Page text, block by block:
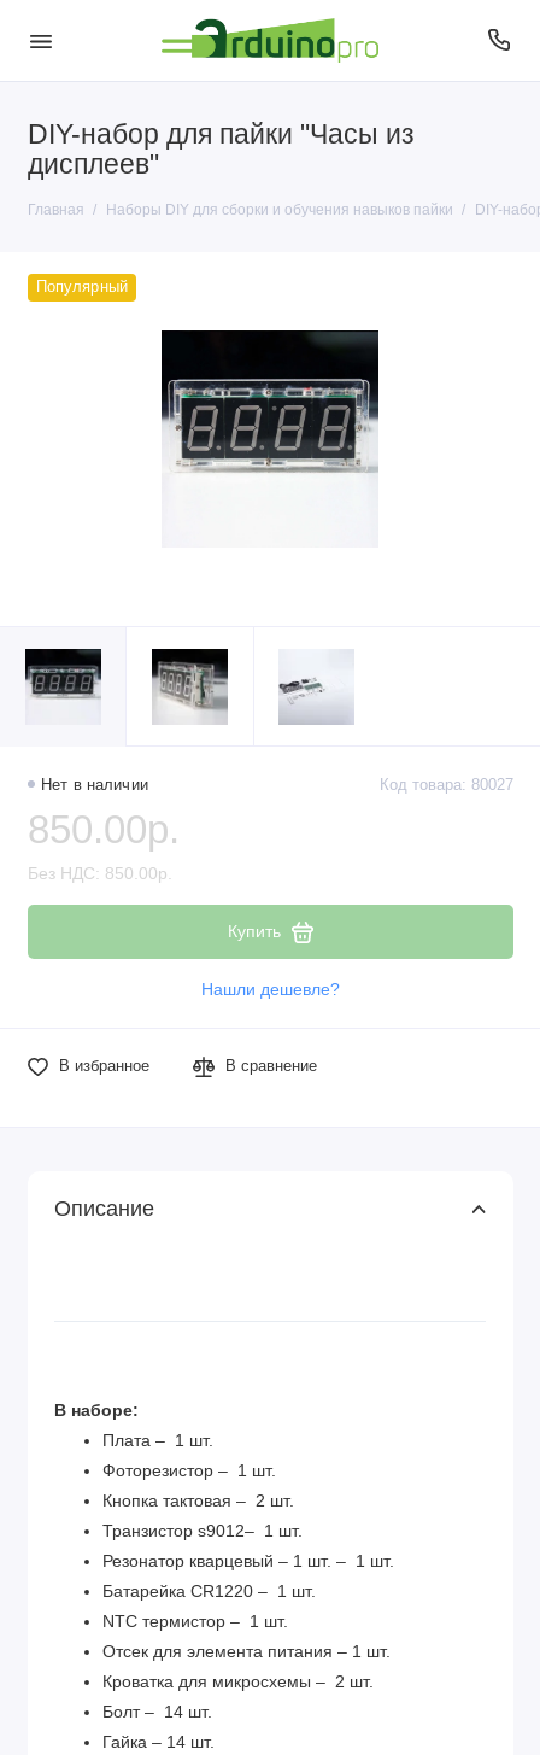
DIY-набор для пайки "Часы из
дисплеев"
Главная Наборы DIY для сборки и обучения навыков пайки DIY-
Популярный
Нет в наличии Код товара: 80027
850.00р.
Без НДС: 850.00р.
Купить
Нашли дешевле?
В избранное В сравнение
Описание
В наборе:
Плата – 1 шт.
Фоторезистор – 1 шт.
Кнопка тактовая – 2 шт.
Транзистор s9012– 1 шт.
Резонатор кварцевый – 1 шт. – 1 шт.
Батарейка CR1220 – 1 шт.
NTC термистор – 1 шт.
Отсек для элемента питания – 1 шт.
Кроватка для микросхемы – 2 шт.
Болт – 14 шт.
Гайка – 14 шт.